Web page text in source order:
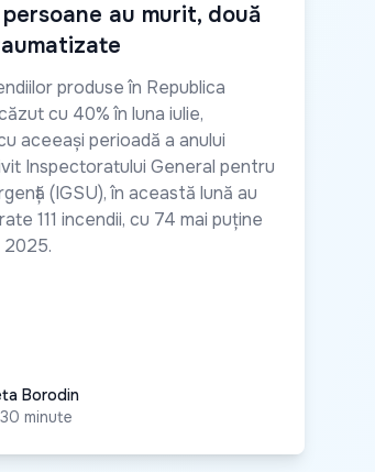
au murit, două
produse în Republica
cu 40% în luna iulie,
aceeași perioadă a anului
Inspectoratului General pentru
(IGSU), în această lună au
111 incendii, cu 74 mai puține
2025.
Borodin
minute